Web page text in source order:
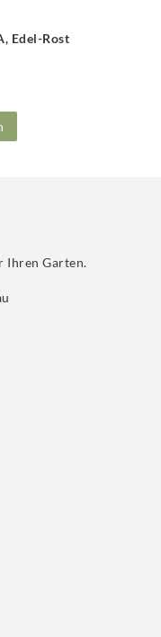
Edel-Rost
Ihren Garten.